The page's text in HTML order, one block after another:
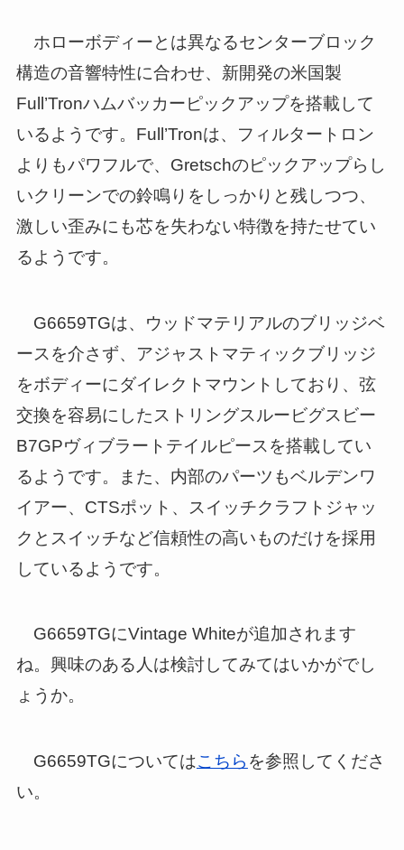
ホローボディーとは異なるセンターブロック
構造の音響特性に合わせ、新開発の米国製
Full’Tronハムバッカーピックアップを搭載して
いるようです。Full’Tronは、フィルタートロン
よりもパワフルで、Gretschのピックアップらし
いクリーンでの鈴鳴りをしっかりと残しつつ、
激しい歪みにも芯を失わない特徴を持たせてい
るようです。
G6659TGは、ウッドマテリアルのブリッジベ
ースを介さず、アジャストマティックブリッジ
をボディーにダイレクトマウントしており、弦
交換を容易にしたストリングスルービグスビー
B7GPヴィブラートテイルピースを搭載してい
るようです。また、内部のパーツもベルデンワ
イアー、CTSポット、スイッチクラフトジャッ
クとスイッチなど信頼性の高いものだけを採用
しているようです。
G6659TGにVintage Whiteが追加されます
ね。興味のある人は検討してみてはいかがでし
ょうか。
G6659TGについてはこちら を参照してくださ
い。